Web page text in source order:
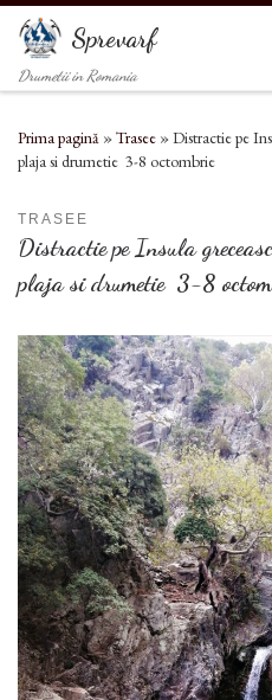
Sari la conținut
Sprevarf
Drumetii in Romania
Prima pagină »Trasee »Distractie pe
plaja si drumetie 3-8 octombrie
TRASEE
Distractie pe Insula
plaja si drumetie 3-8